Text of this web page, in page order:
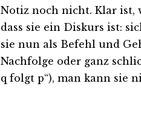
Notiz noch nicht. Klar ist,
dass sie ein Diskurs ist:
sie nun als Befehl und
Nachfolge oder ganz
q folgt p“), man kann sie